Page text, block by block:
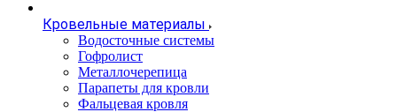
Кровельные материалы
Водосточные системы
Гофролист
Металлочерепица
Парапеты для кровли
Фальцевая кровля